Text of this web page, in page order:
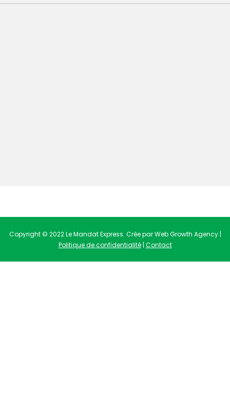
Copyright © 2022 Le Mandat Express. Crée par Web Growth Agency |
Politique de confidentialité| Contact